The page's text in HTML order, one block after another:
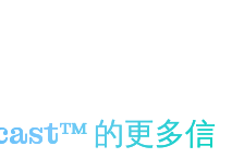
的更多信